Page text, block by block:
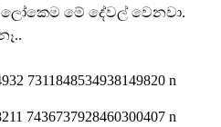
මේ දේවල් වෙනවා.